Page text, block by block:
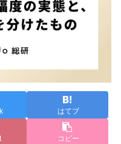
はてブ
コピー